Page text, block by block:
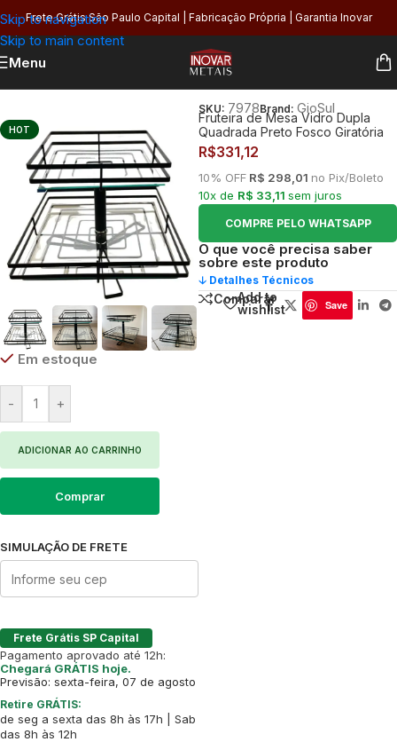
Skip to navigation
Skip to main content
Frete Grátis São Paulo Capital | Fabricação Própria | Garantia Inovar
Menu
HOT
Em estoque
- +
ADICIONAR AO CARRINHO
Comprar
SIMULAÇÃO DE FRETE
Frete Grátis SP Capital
Pagamento aprovado até 12h:
Chegará GRÁTIS hoje.
Previsão: sexta-feira, 07 de agosto
Retire GRÁTIS:
de seg a sexta das 8h às 17h | Sab
das 8h às 12h
SKU: 7978Brand: GioSul
Fruteira de Mesa Vidro Dupla
Quadrada Preto Fosco Giratória
R$331,12
10% OFF R$ 298,01 no Pix/Boleto
10x de R$ 33,11 sem juros
COMPRE PELO WHATSAPP
O que você precisa saber
sobre este produto
🡣 Detalhes Técnicos
Comparar
Add to
wishlist
Save